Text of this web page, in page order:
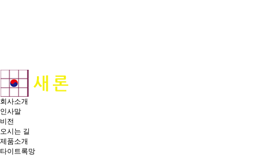
회사소개
인사말
비전
오시는 길
제품소개
타이트록망